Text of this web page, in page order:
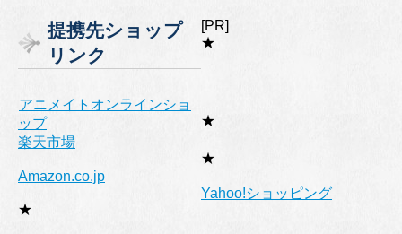
リ
ー
提携先ショップ
リンク
[PR]
★
アニメイトオンラインショ
ップ
★
楽天市場
★
Amazon.co.jp
★
Yahoo!ショッピング